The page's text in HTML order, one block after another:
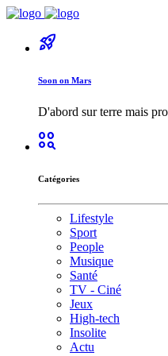
rocket_launch
Soon on Mars
D'abord sur terre mais
action_key
Catégories
Lifestyle
Sport
People
Musique
Santé
TV - Ciné
Jeux
High-tech
Insolite
Actu